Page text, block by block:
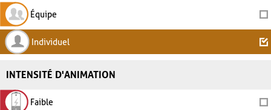
Équipe
Individuel
INTENSITÉ D'ANIMATION
Faible